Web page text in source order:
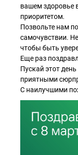
вашем здоровье
приоритетом.
Позвольте нам
самочувствии.
чтобы быть
Еще раз
Пускай этот
приятными
С наилучшими